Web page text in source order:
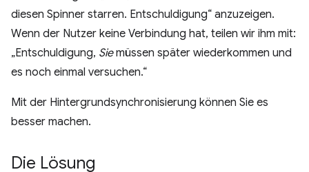
diesen Spinner starren. Entschuldigung“ anzuzeigen.
Wenn der Nutzer keine Verbindung hat, teilen wir ihm mit:
„Entschuldigung, Siemüssen später wiederkommen und
es noch einmal versuchen.“
Mit der Hintergrundsynchronisierung können Sie es
besser machen.
Die Lösung